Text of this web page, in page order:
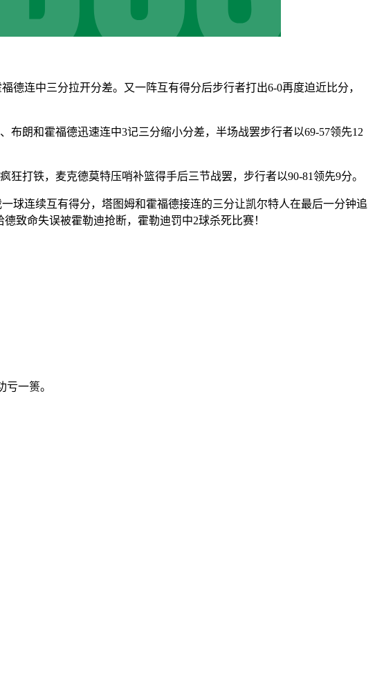
连中三分拉开分差。又一阵互有得分后步行者打出6-0再度迫近比分，
朗和霍福德迅速连中3记三分缩小分差，半场战罢步行者以69-57领先12
打铁，麦克德莫特压哨补篮得手后三节战罢，步行者以90-81领先9分。
球连续互有得分，塔图姆和霍福德接连的三分让凯尔特人在最后一分钟追
致命失误被霍勒迪抢断，霍勒迪罚中2球杀死比赛！
一篑。